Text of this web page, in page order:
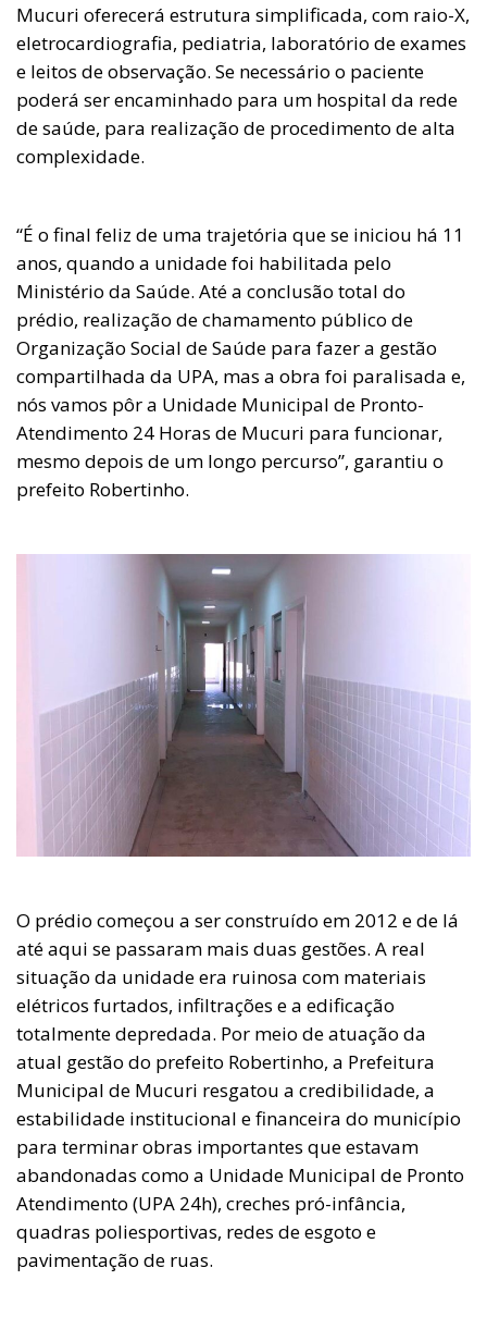
Mucuri oferecerá estrutura simplificada, com raio-X,
eletrocardiografia, pediatria, laboratório de exames
e leitos de observação. Se necessário o paciente
poderá ser encaminhado para um hospital da rede
de saúde, para realização de procedimento de alta
complexidade.
“É o final feliz de uma trajetória que se iniciou há 11
anos, quando a unidade foi habilitada pelo
Ministério da Saúde. Até a conclusão total do
prédio, realização de chamamento público de
Organização Social de Saúde para fazer a gestão
compartilhada da UPA, mas a obra foi paralisada e,
nós vamos pôr a Unidade Municipal de Pronto-
Atendimento 24 Horas de Mucuri para funcionar,
mesmo depois de um longo percurso”, garantiu o
prefeito Robertinho.
O prédio começou a ser construído em 2012 e de lá
até aqui se passaram mais duas gestões. A real
situação da unidade era ruinosa com materiais
elétricos furtados, infiltrações e a edificação
totalmente depredada. Por meio de atuação da
atual gestão do prefeito Robertinho, a Prefeitura
Municipal de Mucuri resgatou a credibilidade, a
estabilidade institucional e financeira do município
para terminar obras importantes que estavam
abandonadas como a Unidade Municipal de Pronto
Atendimento (UPA 24h), creches pró-infância,
quadras poliesportivas, redes de esgoto e
pavimentação de ruas.